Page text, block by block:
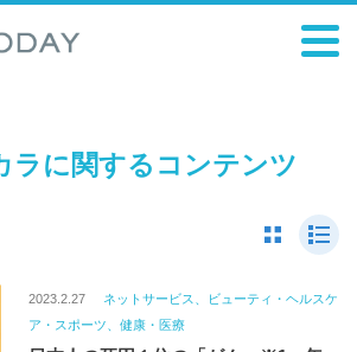
ラに関するコンテンツ
2023.2.27
ネットサービス、ビューティ・ヘルスケ
ア・スポーツ、健康・医療